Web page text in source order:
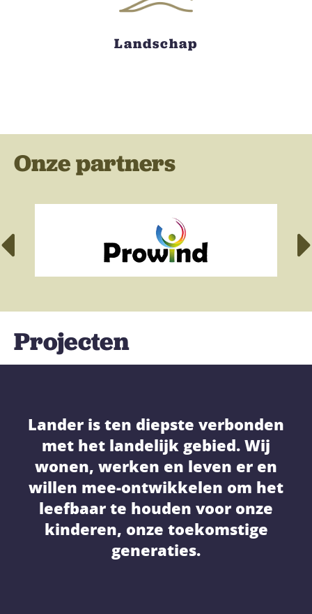
Landschap
Onze partners
Projecten
Lander is ten diepste verbonden
met het landelijk gebied. Wij
wonen, werken en leven er en
willen mee-ontwikkelen om het
leefbaar te houden voor onze
kinderen, onze toekomstige
generaties.